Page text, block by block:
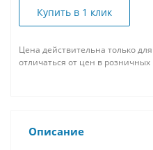
Купить в 1 клик
Цена действительна только
отличаться от цен в розничных
Описание